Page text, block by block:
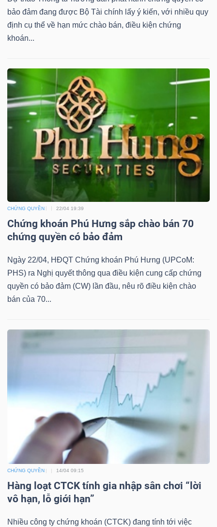
bảo đảm đang được Bộ Tài chính lấy ý kiến, với nhiều quy
định cụ thể về hạn mức chào bán, điều kiện chứng
khoán...
CHỨNG QUYỀN 22/04 19:39
Chứng khoán Phú Hưng sắp chào bán 70
chứng quyền có bảo đảm
Ngày 22/04, HĐQT Chứng khoán Phú Hưng (UPCoM:
PHS) ra Nghị quyết thông qua điều kiện cung cấp chứng
quyền có bảo đảm (CW) lần đầu, nêu rõ điều kiện chào
bán của 70...
CHỨNG QUYỀN 14/04 09:15
Hàng loạt CTCK tính gia nhập sân chơi “lời
vô hạn, lỗ giới hạn”
Nhiều công ty chứng khoán (CTCK) đang tính tới việc
YẾU
DÙNG
YẾU
KHỎE
TÀI
CHÍNH
CÔNG
DỊCH
VỤ
TRUYỀN